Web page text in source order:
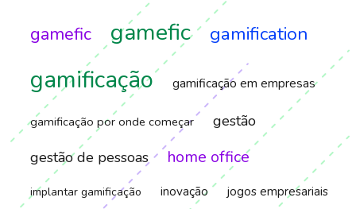
gamefic gamefic gamification
gamificação gamificação em empresas
gamificação por onde começar
gestão
gestão de pessoas
home office
implantar gamificação inovação jogos empresariais